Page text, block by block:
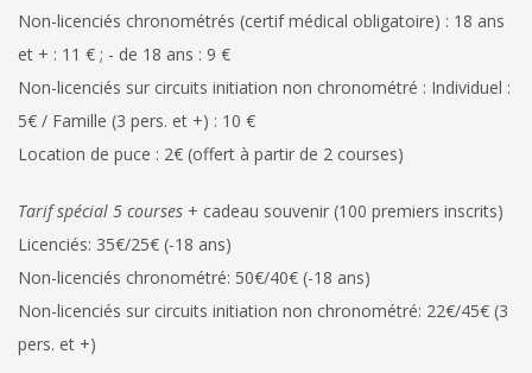
Non-licenciés chronométrés (certif médical obligatoire) : 18 ans
et + : 11 € ; - de 18 ans : 9 €
Non-licenciés sur circuits initiation non chronométré : Individuel :
5€ / Famille (3 pers. et +) : 10 €
Location de puce : 2€ (offert à partir de 2 courses)
Tarif spécial 5 courses + cadeau souvenir (100 premiers inscrits)
Licenciés: 35€/25€ (-18 ans)
Non-licenciés chronométré: 50€/40€ (-18 ans)
Non-licenciés sur circuits initiation non chronométré: 22€/45€ (3
pers. et +)